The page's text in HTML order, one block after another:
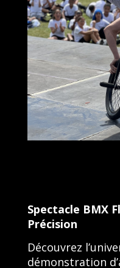
Spectacle BMX
Précision
Découvrez
démonstration